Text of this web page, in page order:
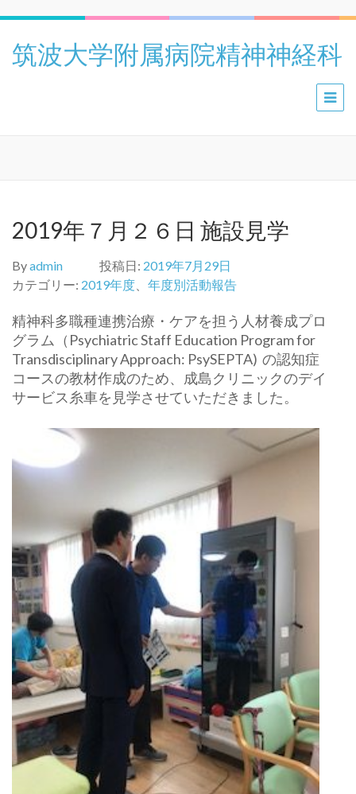
筑波大学附属病院精神神経科
2019年７月２６日 施設見学
Byadmin 投稿日: 2019年7月29日
カテゴリー: 2019年度 年度別活動報告
精神科多職種連携治療・ケアを担う人材養成プロ
グラム（Psychiatric Staff Education Program for
Transdisciplinary Approach: PsySEPTA) の認知症
コースの教材作成のため、成島クリニックのデイ
サービス糸車を見学させていただきました。